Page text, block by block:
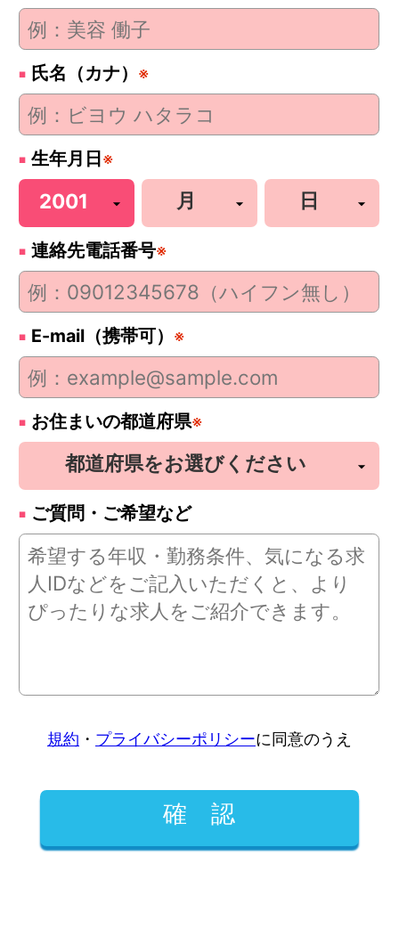
氏名（カナ） ※
生年月日 ※
連絡先電話番号※
E-mail（携帯可） ※
お住まいの都道府県※
ご質問・ご希望など
規約 ・ プライバシーポリシーに同意のうえ